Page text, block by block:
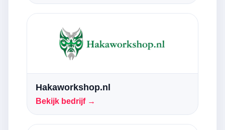
Hakaworkshop.nl
Bekijk bedrijf →